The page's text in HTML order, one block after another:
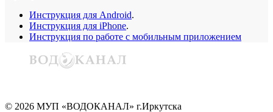
Инструкция для Android.
Инструкция для iPhone.
Инструкция по работе с мобильным приложением
© 2026 МУП «ВОДОКАНАЛ» г.Иркутска